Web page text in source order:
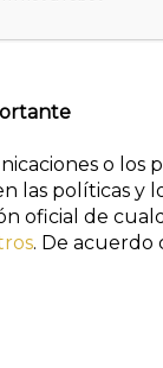
o los
las políticas y
oficial de
. De acuerdo